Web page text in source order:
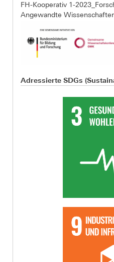
FH-Kooperativ 1-
Angewandte
Adressierte SDGs